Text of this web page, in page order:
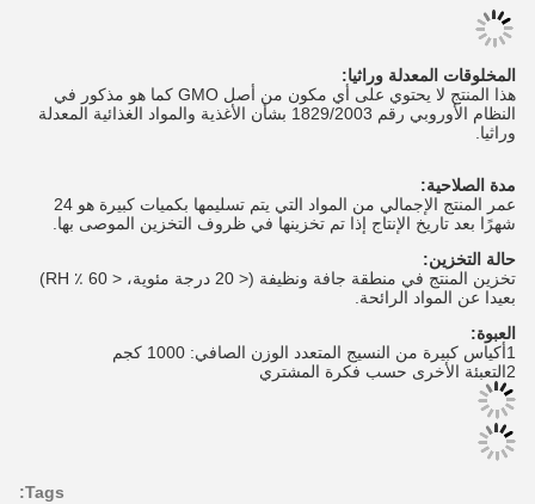
المخلوقات المعدلة وراثيا:
هذا المنتج لا يحتوي على أي مكون من أصل GMO كما هو مذكور في
النظام الأوروبي رقم 1829/2003 بشأن الأغذية والمواد الغذائية المعدلة
وراثيا.
مدة الصلاحية:
عمر المنتج الإجمالي من المواد التي يتم تسليمها بكميات كبيرة هو 24
شهرًا بعد تاريخ الإنتاج إذا تم تخزينها في ظروف التخزين الموصى بها.
حالة التخزين:
تخزين المنتج في منطقة جافة ونظيفة (< 20 درجة مئوية، < 60 ٪ RH)
بعيدا عن المواد الرائحة.
العبوة:
1أكياس كبيرة من النسيج المتعدد الوزن الصافي: 1000 كجم
2التعبئة الأخرى حسب فكرة المشتري
Tags: